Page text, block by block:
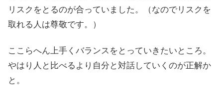
リスクをとるのが合っていました。（なのでリスクを
取れる人は尊敬です。）
ここらへん上手くバランスをとっていきたいところ。
やはり人と比べるより自分と対話していくのが正解か
と。